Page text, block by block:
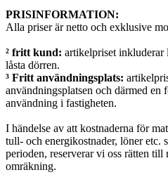
PRISINFORMATION:
Alla priser är netto och exklusive
² fritt kund: artikelpriset inkluderar
låsta dörren.
³ Fritt användningsplats:
användningsplatsen och därmed
användning i fastigheten.
I händelse av att kostnaderna för
tull- och energikostnader, löner etc.
perioden, reserverar vi oss rätten
omräkning.